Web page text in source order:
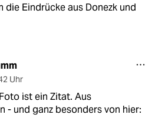
die Eindrücke aus Donezk und
Uhr
ist ein Zitat. Aus
- und ganz besonders von hier: